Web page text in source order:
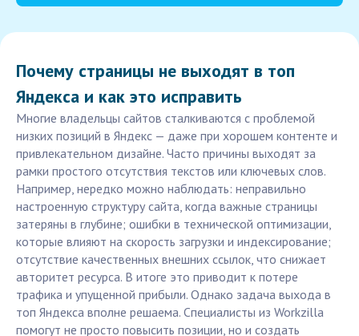
Почему страницы не выходят в топ
Яндекса и как это исправить
Многие владельцы сайтов сталкиваются с проблемой
низких позиций в Яндекс — даже при хорошем контенте и
привлекательном дизайне. Часто причины выходят за
рамки простого отсутствия текстов или ключевых слов.
Например, нередко можно наблюдать: неправильно
настроенную структуру сайта, когда важные страницы
затеряны в глубине; ошибки в технической оптимизации,
которые влияют на скорость загрузки и индексирование;
отсутствие качественных внешних ссылок, что снижает
авторитет ресурса. В итоге это приводит к потере
трафика и упущенной прибыли. Однако задача выхода в
топ Яндекса вполне решаема. Специалисты из Workzilla
помогут не просто повысить позиции, но и создать